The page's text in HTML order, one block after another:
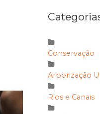
Conservação
Arborização
Rios e Canais